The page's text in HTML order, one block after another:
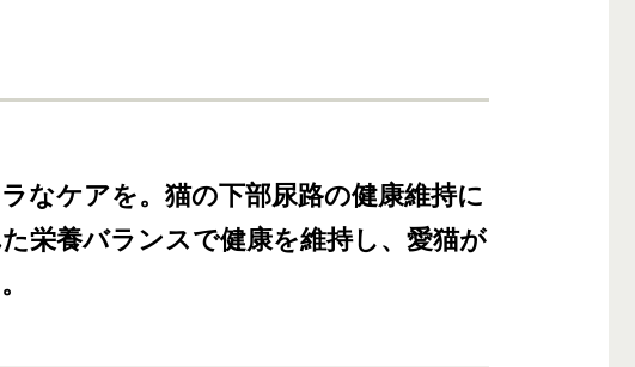
なケアを。猫の下部尿路の健康維持に
栄養バランスで健康を維持し、愛猫が